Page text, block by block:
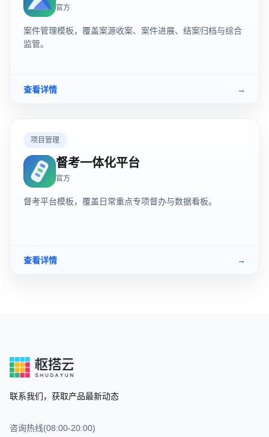
官方
案件管理模板，覆盖案源收案、案件进展、结案归档与综合
监管。
查看详情 →
项目管理
督考一体化平台
官方
督考平台模板，覆盖日常重点专项督办与数据看板。
查看详情 →
联系我们，获取产品最新动态
咨询热线(08:00-20:00)